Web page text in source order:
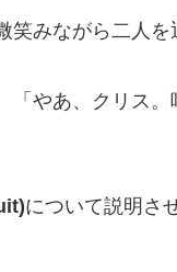
みながら二人を
「やあ、クリス
について説明さ